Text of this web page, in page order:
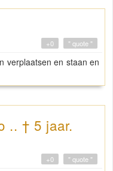
" quote "
+0
verplaatsen en staan en
.. † 5 jaar.
" quote "
+0